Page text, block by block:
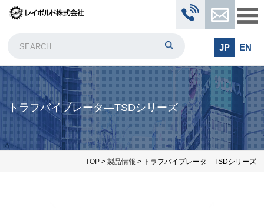
JP EN
トラフバイブレータ―TSDシリーズ
TOP> 製品情報 > トラフバイブレータ―TSDシリーズ